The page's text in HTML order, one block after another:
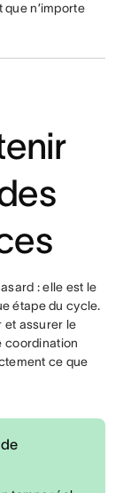
n’importe
: elle est le
étape du cycle.
et assurer le
coordination
ce que